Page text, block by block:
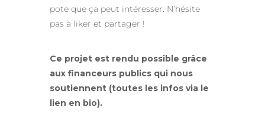
pote que ça peut intéresser. N’hésite
pas à liker et partager !
Ce projet est rendu possible grâce
aux financeurs publics qui nous
soutiennent (toutes les infos via le
lien en bio).